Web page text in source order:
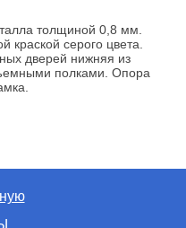
толщиной 0,8 мм.
серого цвета.
дверей нижняя из
полками. Опора